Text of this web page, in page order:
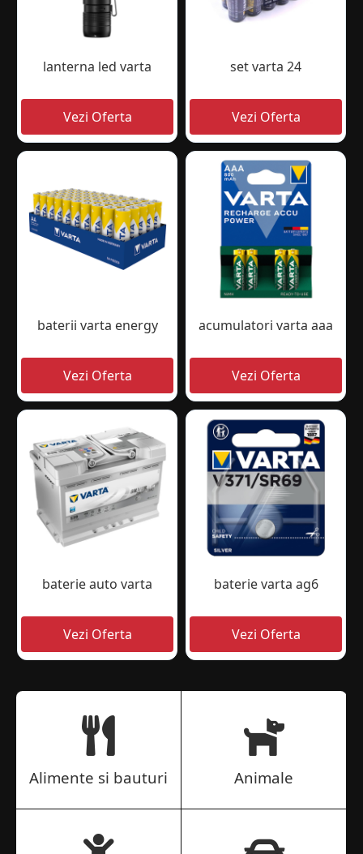
lanterna led varta set varta 24
baterii varta energy acumulatori varta aaa
baterie auto varta baterie varta ag6
Alimente si bauturi Animale